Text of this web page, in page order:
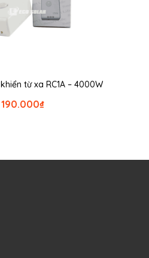
từ xa RC1A – 4000W
₫
190.000